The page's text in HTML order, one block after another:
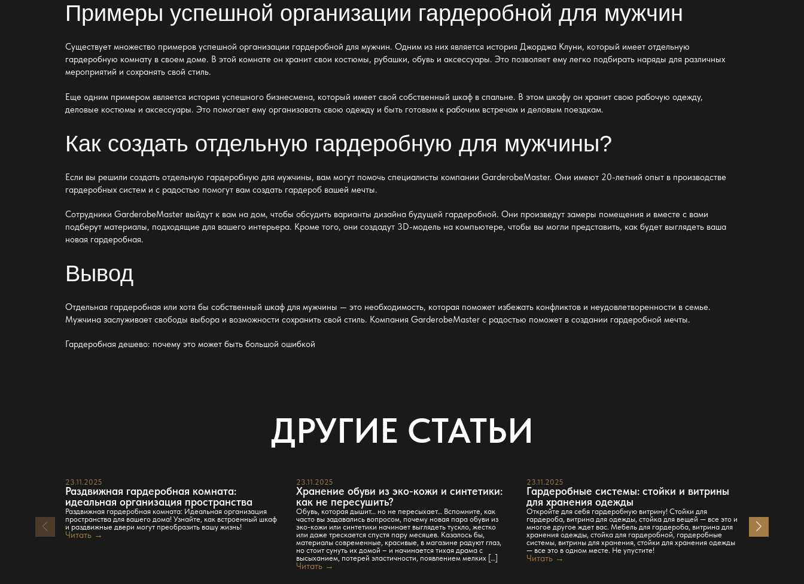
Примеры успешной организации гардеробной для мужчин
Существует множество примеров успешной организации гардеробной для мужчин. Одним из них является история Джорджа Клуни, который имеет отдельную
гардеробную комнату в своем доме. В этой комнате он хранит свои костюмы, рубашки, обувь и аксессуары. Это позволяет ему легко подбирать наряды для различных
мероприятий и сохранять свой стиль.
Еще одним примером является история успешного бизнесмена, который имеет свой собственный шкаф в спальне. В этом шкафу он хранит свою рабочую одежду,
деловые костюмы и аксессуары. Это помогает ему организовать свою одежду и быть готовым к рабочим встречам и деловым поездкам.
Как создать отдельную гардеробную для мужчины?
Если вы решили создать отдельную гардеробную для мужчины, вам могут помочь специалисты компании GarderobeMaster. Они имеют 20-летний опыт в производстве
гардеробных систем и с радостью помогут вам создать гардероб вашей мечты.
СотрудникиGarderobeMaster выйдут к вам на дом, чтобы обсудить варианты дизайна будущей гардеробной. Они произведут замеры помещения и вместе с вами
подберут материалы, подходящие для вашего интерьера. Кроме того, они создадут 3D-модель на компьютере, чтобы вы могли представить, как будет выглядеть ваша
новая гардеробная.
Вывод
Отдельная гардеробная или хотя бы собственный шкаф для мужчины — это необходимость, которая поможет избежать конфликтов и неудовлетворенности в семье.
Мужчина заслуживает свободы выбора и возможности сохранить свой стиль. Компания GarderobeMaster с радостью поможет всоздании гардеробной мечты.
Гардеробная дешево: почему это может быть большой ошибкой
ДРУГИЕ СТАТЬИ
23.11.2025
Раздвижная гардеробная комната:
идеальная организация пространства
Раздвижная гардеробная комната: Идеальная организация
пространства для вашего дома! Узнайте, как встроенный шкаф
и раздвижные двери могут преобразить вашу жизнь!
Читать →
23.11.2025
Хранение обуви из эко-кожи и синтетики:
как не пересушить?
Обувь, которая дышит… но не пересыхает… Вспомните, как
часто вы задавались вопросом, почему новая пара обуви из
эко-кожи или синтетики начинает выглядеть тускло, жестко
или даже трескается спустя пару месяцев. Казалось бы,
материалы современные, красивые, в магазине радуют глаз,
но стоит сунуть их домой – и начинается тихая драма с
высыханием, потерей эластичности, появлением мелких […]
Читать →
23.11.2025
Гардеробные системы: стойки и витрины
для хранения одежды
Откройте для себя гардеробную витрину! Стойки для
гардероба, витрина для одежды, стойка для вещей — все это и
многое другое ждет вас. Мебель для гардероба, витрина для
хранения одежды, стойка для гардеробной, гардеробные
системы, витрины для хранения, стойки для хранения одежды
— все это в одном месте. Не упустите!
Читать →
временем. Ты
записывать